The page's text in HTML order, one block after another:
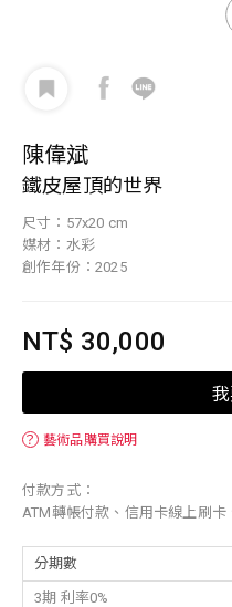
陳偉斌
鐵皮屋頂的世界
尺寸：57x20 cm
媒材：水彩
創作年份：2025
NT$ 30,000
？ 藝術品購買說明
付款方式：
ATM轉帳付款、信用卡線上刷卡
分期數
3期 利率0%